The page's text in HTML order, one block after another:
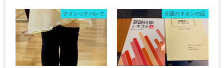
クラシックバレエ 介護のキホンの話